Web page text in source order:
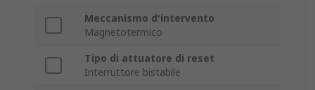
Meccanismo d'intervento
Magnetotermico
Tipo di attuatore di reset
Interruttore bistabile